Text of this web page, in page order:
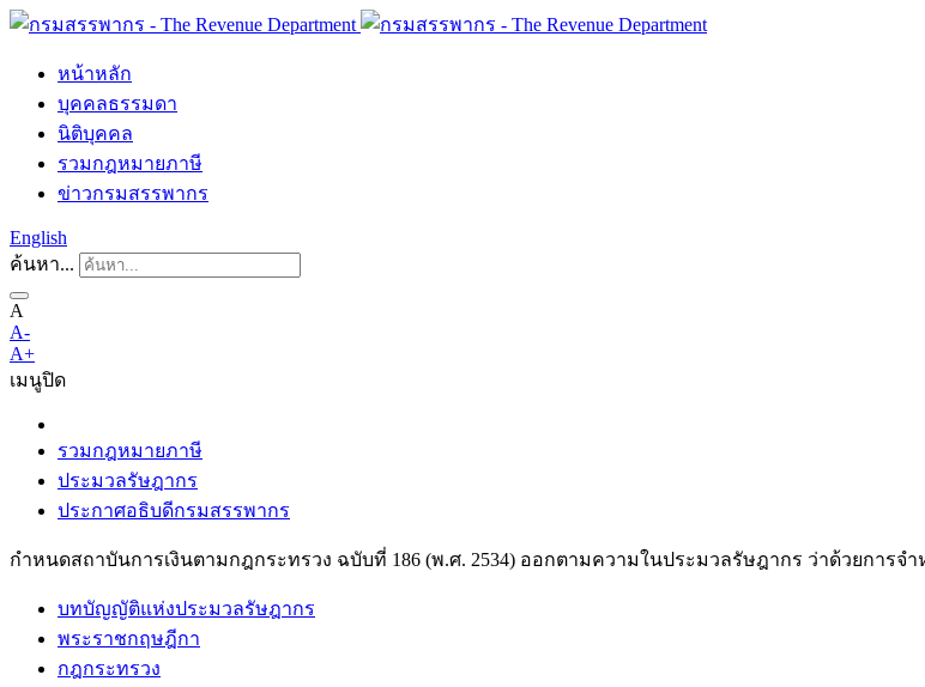
หน้าหลัก
บุคคลธรรมดา
นิติบุคคล
รวมกฎหมายภาษี
ข่าวกรมสรรพากร
English
ค้นหา...
A
A-
A+
เมนูปิด
รวมกฎหมายภาษี
ประมวลรัษฎากร
ประกาศอธิบดีกรมสรรพากร
กำหนดสถาบันการเงินตามกฎกระทรวง ฉบับที่ 186 (พ.ศ. 2534) ออกตามความในประมวลรัษฎากร ว่าด้วยการจำ
บทบัญญัติแห่งประมวลรัษฎากร
พระราชกฤษฎีกา
กฎกระทรวง